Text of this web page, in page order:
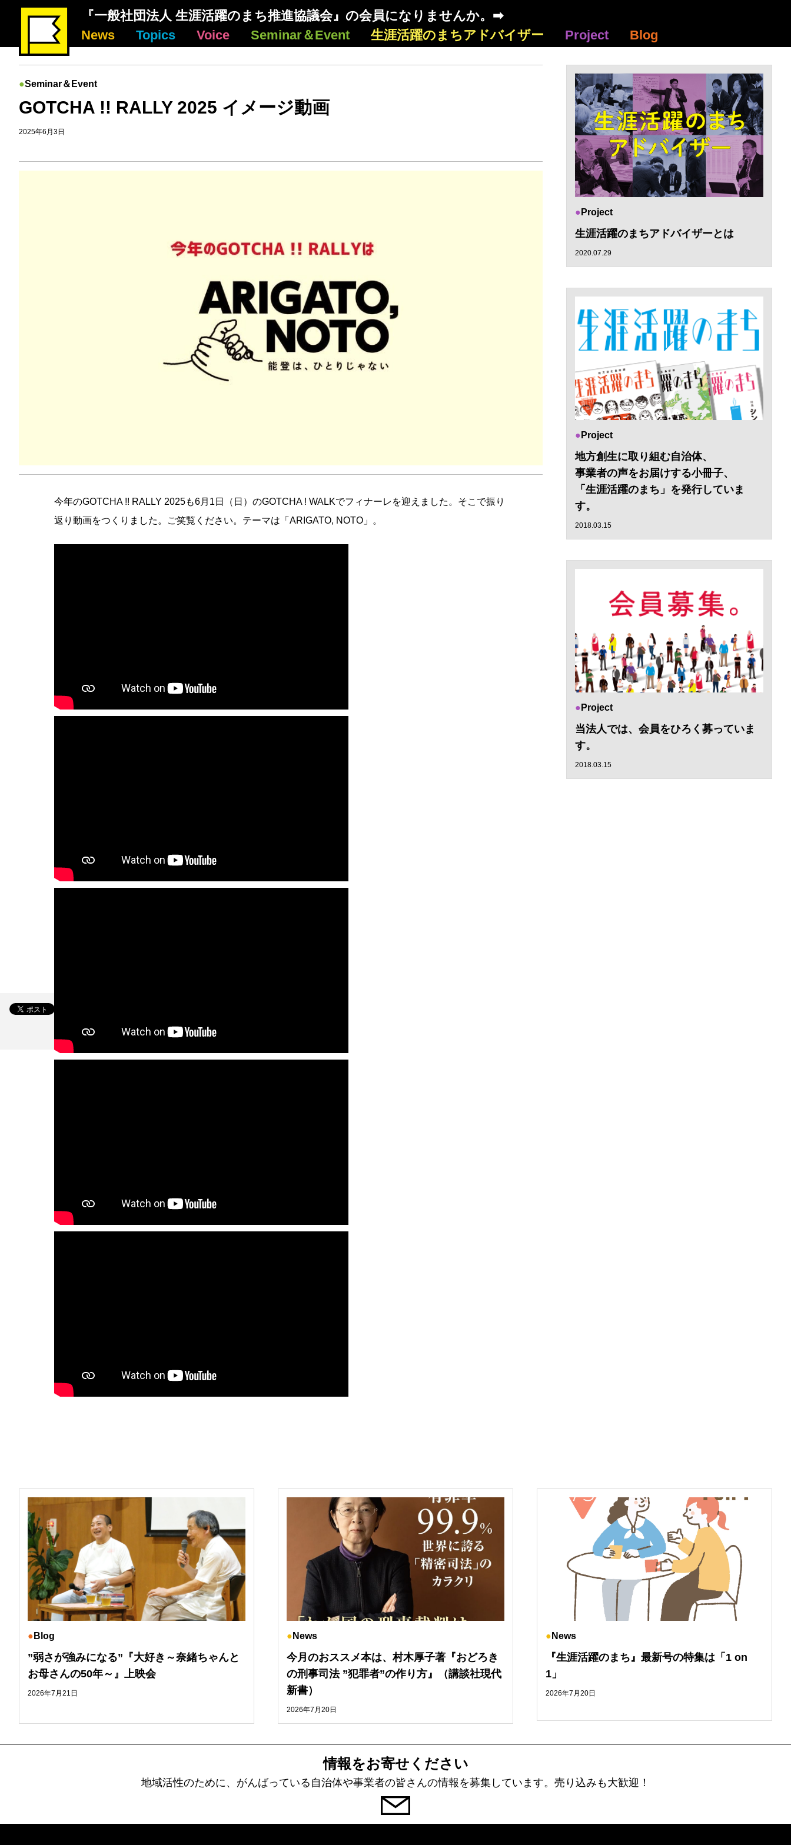
『一般社団法人 生涯活躍のまち推進協議会』の会員になりませんか。➡
News
Topics Voice Seminar＆Event 生涯活躍のまちアドバイザー Project Blog
Seminar＆Event
GOTCHA !! RALLY 2025 イメージ動画
2025年6月3日
今年のGOTCHA !! RALLY 2025も6月1日（日）のGOTCHA ! WALKでフィナーレを迎えました。そこで振り
返り動画をつくりました。ご笑覧ください。テーマは「ARIGATO, NOTO」。
Project
生涯活躍のまちアドバイザーとは
2020.07.29
Project
地方創生に取り組む自治体、
事業者の声をお届けする小冊子、
「生涯活躍のまち」を発行していま
す。
2018.03.15
Project
当法人では、会員をひろく募っていま
す。
2018.03.15
Blog
”弱さが強みになる”『大好き～奈緒ちゃんと
お母さんの50年～』上映会
2026年7月21日
News
今月のおススメ本は、村木厚子著『おどろき
の刑事司法 ”犯罪者”の作り方』（講談社現代
新書）
2026年7月20日
News
『生涯活躍のまち』最新号の特集は「1 on
1」
2026年7月20日
情報をお寄せください
地域活性のために、がんばっている自治体や事業者の皆さんの情報を募集しています。売り込みも大歓迎！